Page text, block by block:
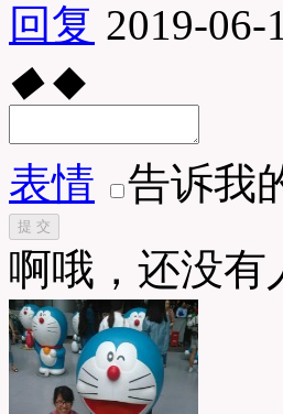
回复 2019-06-
◆ ◆
表情 告诉我
提 交
啊哦，还没有